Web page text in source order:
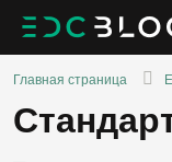
Главная страница